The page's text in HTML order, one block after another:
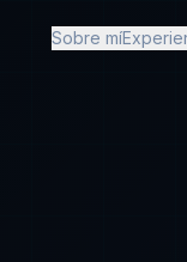
Sobre mí